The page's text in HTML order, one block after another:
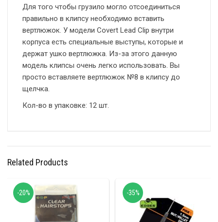
Для того чтобы грузило могло отсоединиться
правильно в клипсу необходимо вставить
вертлюжок. У модели Covert Lead Clip внутри
корпуса есть специальные выступы, которые и
держат ушко вертлюжка. Из-за этого данную
модель клипсы очень легко использовать. Вы
просто вставляете вертлюжок №8 в клипсу до
щелчка.
Кол-во в упаковке: 12 шт.
Related Products
-20% -35%